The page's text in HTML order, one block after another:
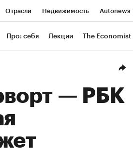
Отрасли Недвижимость Autonews
РБК Life Тренды Визионеры
Про: себя Лекции The Economist
— РБК